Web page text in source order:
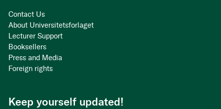
Contact Us
About Universitetsforlaget
Lecturer Support
Booksellers
Press and Media
Foreign rights
Keep yourself updated!